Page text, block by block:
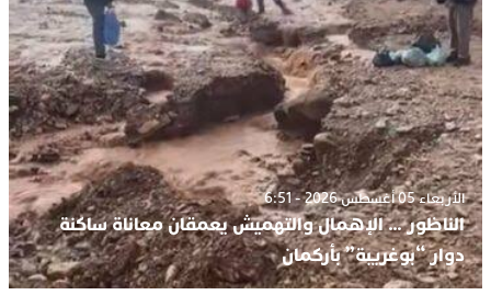
الأربعاء 05 أغسطس 2026 - 6:51
الناظور … الإهمال والتهميش يعمقان معاناة ساكنة
دوار “بوغريبة” بأركمان